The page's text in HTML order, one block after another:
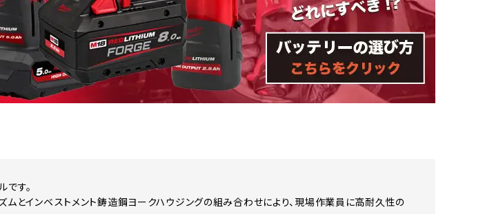
す。
とインベストメント鋳造鋼ヨークハウジングの組み合わせにより、現場作業員に高耐久性の